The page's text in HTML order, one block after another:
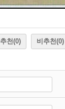
추천(0) 비추천(0)